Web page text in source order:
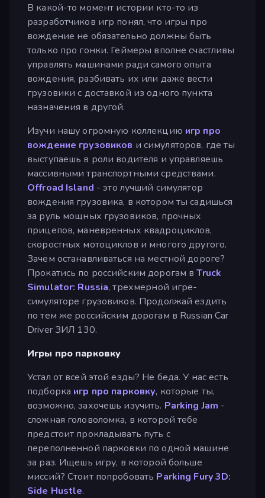
В какой-то момент истории кто-то из
разработчиков игр понял, что игры про
вождение не обязательно должны быть
только про гонки. Геймеры вполне счастливы
управлять машинами ради самого опыта
вождения, разбивать их или даже вести
грузовики с доставкой из одного пункта
назначения в другой.
Изучи нашу огромную коллекцию игр про
вождение грузовиков и симуляторов, где ты
выступаешь в роли водителя и управляешь
массивными транспортными средствами.
Offroad Island - это лучший симулятор
вождения грузовика, в котором ты садишься
за руль мощных грузовиков, прочных
прицепов, маневренных квадроциклов,
скоростных мотоциклов и многого другого.
Зачем останавливаться на местной дороге?
Прокатись по российским дорогам вTruck
Simulator: Russia, трехмерной игре-
симуляторе грузовиков. Продолжай ездить
по тем же российским дорогам в Russian Car
Driver ЗИЛ 130.
Игры про парковку
Устал от всей этой езды? Не беда. У нас есть
подборка игр про парковку, которые ты,
возможно, захочешь изучить. Parking Jam -
сложная головоломка, в которой тебе
предстоит прокладывать путь с
переполненной парковки по одной машине
за раз. Ищешь игру, в которой больше
миссий? Стоит попробовать Parking Fury 3D:
Side Hustle.